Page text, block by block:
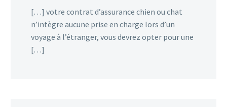
[…] votre contrat d’assurance chien ou chat
n’intègre aucune prise en charge lors d’un
voyage à l’étranger, vous devrez opter pour une
[…]